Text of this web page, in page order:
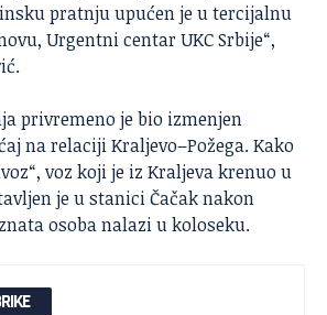
pratnju upućen je u tercijalnu
Urgentni centar UKC Srbije“,
privremeno je bio izmenjen
na relaciji Kraljevo–Požega. Kako
voz koji je iz Kraljeva krenuo u
je u stanici Čačak nakon
osoba nalazi u koloseku.